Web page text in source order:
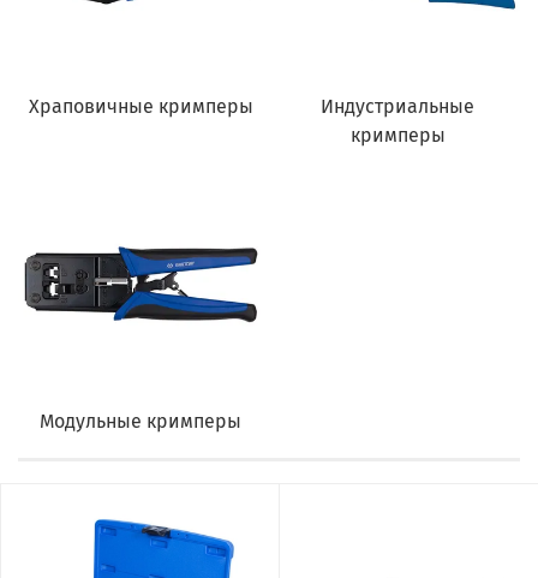
Храповичные кримперы
Индустриальные
кримперы
Модульные кримперы